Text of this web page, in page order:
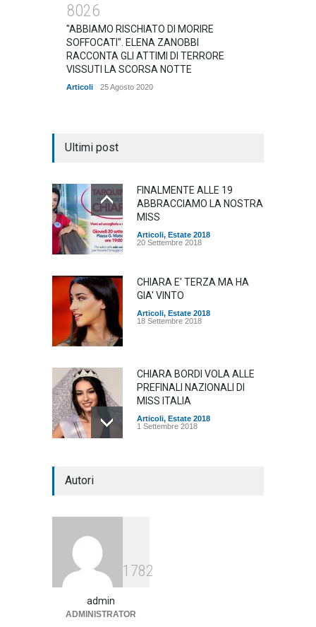
8026
"ABBIAMO RISCHIATO DI MORIRE
SOFFOCATI". ELENA ZANOBBI
RACCONTA GLI ATTIMI DI TERRORE
VISSUTI LA SCORSA NOTTE
Articoli 25 Agosto 2020
Ultimi post
FINALMENTE ALLE 19
ABBRACCIAMO LA NOSTRA
MISS
Articoli, Estate 2018
20 Settembre 2018
CHIARA E' TERZA MA HA
GIA' VINTO
Articoli, Estate 2018
18 Settembre 2018
CHIARA BORDI VOLA ALLE
PREFINALI NAZIONALI DI
MISS ITALIA
Articoli, Estate 2018
1 Settembre 2018
Autori
1782
admin
ADMINISTRATOR